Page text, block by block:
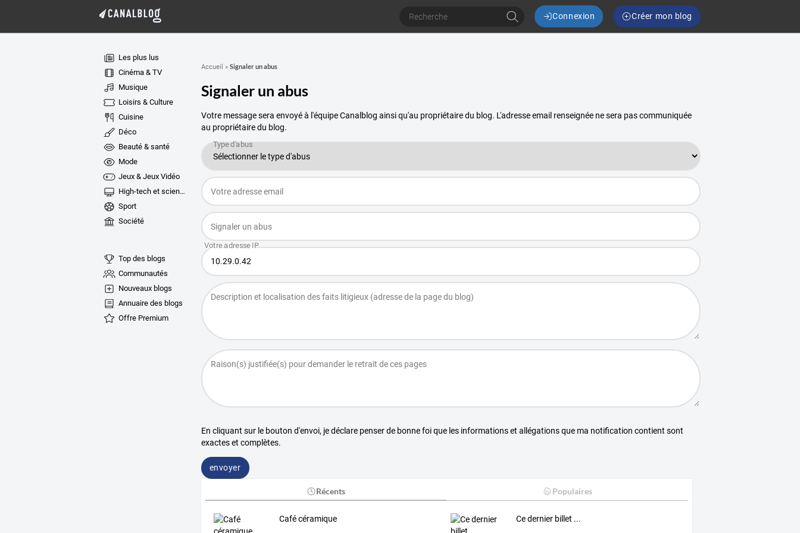
Connexion Créer mon blog
Les plus lus
Cinéma & TV
Musique
Loisirs & Culture
Cuisine
Déco
Beauté & santé
Mode
Jeux & Jeux Vidéo
High-tech et sciences
Sport
Société
Top des blogs
Communautés
Nouveaux blogs
Annuaire des blogs
Offre Premium
Accueil » Signaler un abus
Signaler un abus
Votre message sera envoyé à l'équipe Canalblog ainsi qu'au propriétaire du blog. L'adresse email renseignée ne sera pas communiquée
au propriétaire du blog.
En cliquant sur le bouton d'envoi, je déclare penser de bonne foi que les informations et allégations que ma notification contient sont
exactes et complètes.
envoyer
Récents Populaires
Café céramique Ce dernier billet ...